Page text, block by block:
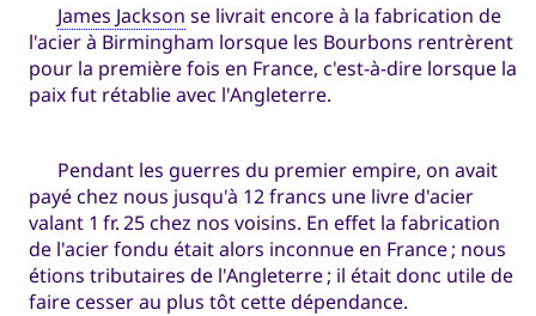
James Jackson se livrait encore à la fabrication de
l'acier à Birmingham lorsque les Bourbons rentrèrent
pour la première fois en France, c'est-à-dire lorsque la
paix fut rétablie avec l'Angleterre.
Pendant les guerres du premier empire, on avait
payé chez nous jusqu'à 12 francs une livre d'acier
valant 1 fr. 25 chez nos voisins. En effet la fabrication
de l'acier fondu était alors inconnue en France ; nous
étions tributaires de l'Angleterre ; il était donc utile de
faire cesser au plus tôt cette dépendance.